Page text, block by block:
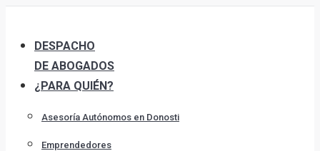
content
DESPACHO
DE ABOGADOS
¿PARA QUIÉN?
Asesoría Autónomos en Donosti
Emprendedores